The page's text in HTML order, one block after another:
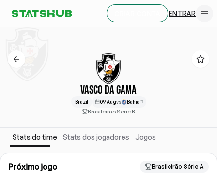
ENTRAR
VASCO DA GAMA
Brazil 09 Augvs Bahia
Brasileirão Série B
Stats do time Stats dos jogadores Jogos
Próximo jogo Brasileirão Série A